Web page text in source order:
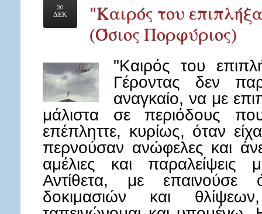
20
ΔΕΚ
"Καιρός του
(Όσιος Πορφύριος)
"Καιρός του
Γέροντας δεν
αναγκαίο, να με
μάλιστα σε περιόδους
επέπληττε, κυρίως, όταν
περνούσαν ανώφελες και
αμέλιες και παραλείψεις
Αντίθετα, με επαινούσε
δοκιμασιών και